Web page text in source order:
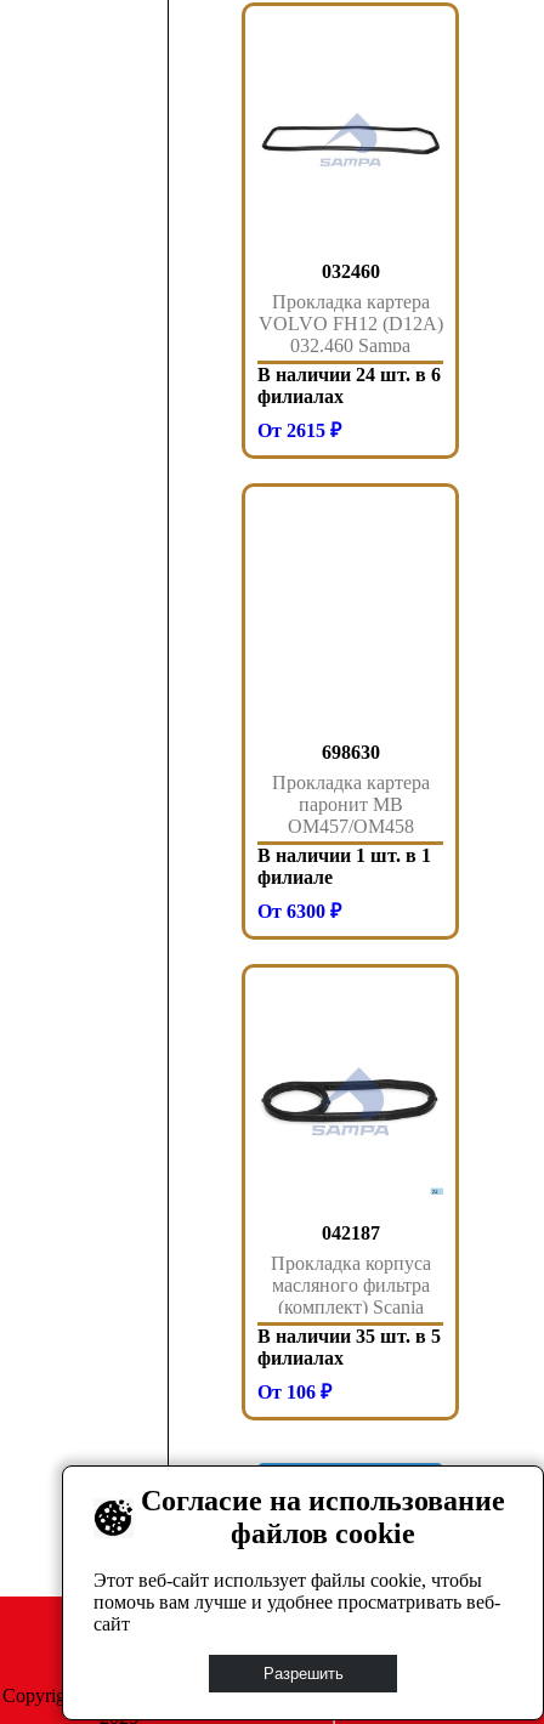
032460
Прокладка картера
VOLVO FH12 (D12A)
032.460 Sampa
В наличии 24 шт. в 6
филиалах
От 2615 ₽
698630
Прокладка картера
паронит MB
OM457/OM458
698630
В наличии 1 шт. в 1
филиале
От 6300 ₽
042187
Прокладка корпуса
масляного фильтра
(комплект) Scania
P/R/4-Series дв.
DC9/11/DC-DT12 04>
В наличии 35 шт. в 5
филиалах
От 106 ₽
Согласие на использование
файлов cookie
Этот веб-сайт использует файлы cookie, чтобы
помочь вам лучше и удобнее просматривать веб-
сайт
Разрешить
Copyright © GrosAuto 2019 -
2025